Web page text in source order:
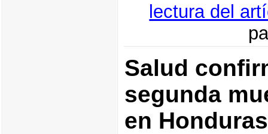
lectura del
Salud
segunda
en Honduras